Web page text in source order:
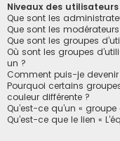
Niveaux des
Que sont les
Que sont les
Que sont les groupes
Où sont les groupes
un ?
Comment puis-je devenir
Pourquoi certains
couleur différente ?
Qu’est-ce qu’un «
Qu’est-ce que le lien «